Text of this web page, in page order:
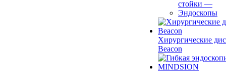
стойки —
Эндоскопы
Хирургические
Beacon